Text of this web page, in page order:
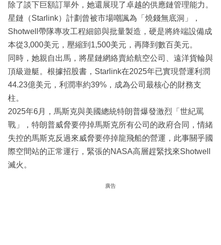
除了談下巨額訂單外，她還展現了卓越的供應鏈管理能力。
星鏈（Starlink）計劃曾被市場嘲諷為「燒錢無底洞」，
Shotwell帶隊專攻工程細節與批量製造，硬是將終端設備成
本從3,000美元，壓縮到1,500美元，再降到數百美元。
同時，她親自出馬，將星鏈網絡賣給航空公司、遠洋貨輪與
頂級遊艇。根據招股書，Starlink在2025年已實現營運利潤
44.23億美元，利潤率約39%，成為公司最核心的財務支
柱。
2025年6月，馬斯克與美國總統特朗普爆發激烈「世紀罵
戰」，特朗普威脅要停掉馬斯克所有公司的政府合同，情緒
失控的馬斯克反過來威脅要停掉龍飛船的營運，此事關乎國
際空間站的正常運行，緊張的NASA高層趕緊找來Shotwell
滅火。
廣告